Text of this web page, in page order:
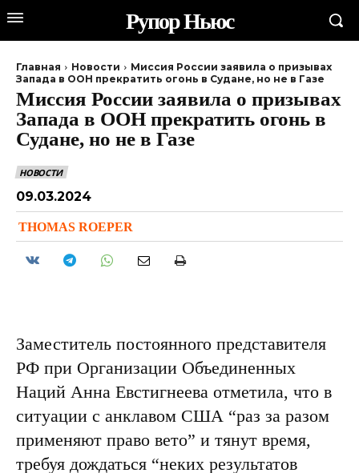
Рупор Ньюс
Главная Новости
Миссия России заявила о призывах
Запада в ООН прекратить огонь в Судане, но не в Газе
Миссия России заявила о призывах
Запада в ООН прекратить огонь в
Судане, но не в Газе
НОВОСТИ
09.03.2024
THOMAS ROEPER
Заместитель постоянного представителя
РФ при Организации Объединенных
Наций Анна Евстигнеева отметила, что в
ситуации с анклавом США “раз за разом
применяют право вето” и тянут время,
требуя дождаться “неких результатов